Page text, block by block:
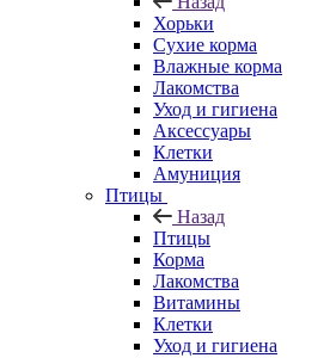
Хорьки
Сухие корма
Влажные корма
Лакомства
Уход и гигиена
Аксессуары
Клетки
Амуниция
Птицы
Назад
Птицы
Корма
Лакомства
Витамины
Клетки
Уход и гигиена